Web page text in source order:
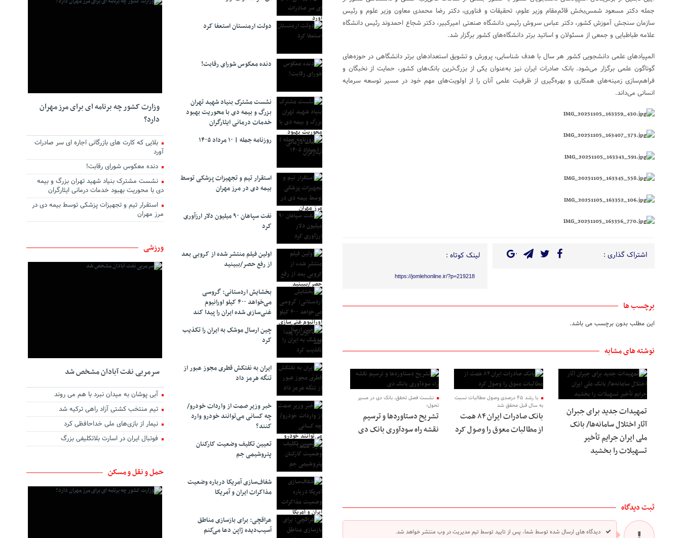
جمله دکتر مسعود شمس‌بخش قائم‌مقام وزیر علوم، تحقیقات و فناوری، دکتر رضا محمدی معاون وزیر علوم و رئیس
سازمان سنجش آموزش کشور، دکتر عباس سروش رئیس دانشگاه صنعتی امیرکبیر، دکتر شجاع احمدوند رئیس دانشگاه
علامه طباطبایی و جمعی از مسئولان و اساتید برتر دانشگاه‌های کشور برگزار شد.
المپیادهای علمی دانشجویی کشور هر سال با هدف شناسایی، پرورش و تشویق استعدادهای برتر دانشگاهی در حوزه‌های
گوناگون علمی برگزار می‌شود. بانک صادرات ایران نیز به‌عنوان یکی از بزرگ‌ترین بانک‌های کشور، حمایت از نخبگان و
فراهم‌سازی زمینه‌های همکاری و بهره‌گیری از ظرفیت علمی آنان را از اولویت‌های مهم خود در مسیر توسعه سرمایه
انسانی می‌داند.
اشتراک گذاری : لینک کوتاه :
https://jomlehonline.ir/?p=219218
برچسب ها
این مطلب بدون برچسب می باشد.
نوشته های مشابه
تمهیدات جدید برای جبران
آثار اختلال سامانه‌ها/ بانک
ملی ایران جرایم تأخیر
تسهیلات را بخشید
با رشد ۴۵ درصدی وصول مطالبات نسبت
به سال قبل محقق شد
بانک صادرات ایران ۸۴ همت
از مطالبات معوق را وصول کرد
نشست فصل تحقق، بانک دی در مسیر
تحول؛
تشریح دستاوردها و ترسیم
نقشه راه سودآوری بانک دی
ثبت دیدگاه
دیدگاه های ارسال شده توسط شما، پس از تایید توسط تیم مدیریت در وب منتشر خواهد شد.
دولت ارمنستان استعفا کرد
دنده معکوس شورای رقابت!
نشست مشترک بنیاد شهید تهران
بزرگ و بیمه دی با محوریت بهبود
خدمات درمانی ایثارگران
روزنامه جمله | ۱۰ مرداد ۱۴۰۵
استقرار تیم و تجهیزات پزشکی توسط
بیمه دی در مرز مهران
نفت سپاهان ۹۰ میلیون دلار ارزآوری
کرد
اولین فیلم منتشر شده از کروبی بعد
از رفع حصر/ببینید
بخشایش اردستانی: گروسی
می‌خواهد ۴۰۰ کیلو اورانیوم
غنی‌سازی شده ایران را پیدا کند
چین ارسال موشک به ایران را تکذیب
کرد
ایران به نفتکش قطری مجوز عبور از
تنگه هرمز داد
خبر وزیر صمت از واردات خودرو/
چه کسانی می‌توانند خودرو وارد
کنند؟
تعیین تکلیف وضعیت کارکنان
پتروشیمی جم
شفاف‌سازی آمریکا درباره وضعیت
مذاکرات ایران و آمریکا
عراقچی: برای بازسازی مناطق
آسیب‌دیده ژاپن دعا می‌کنم
وزارت کشور چه برنامه ای برای مرز مهران
دارد؟
بلایی که کارت های بازرگانی اجاره ای سر صادرات
آورد
دنده معکوس شورای رقابت!
نشست مشترک بنیاد شهید تهران بزرگ و بیمه
دی با محوریت بهبود خدمات درمانی ایثارگران
استقرار تیم و تجهیزات پزشکی توسط بیمه دی در
مرز مهران
ورزشی
سرمربی نفت آبادان مشخص شد
آبی پوشان به میدان نبرد با هم می روند
تیم منتخب کشتی آزاد راهی ترکیه شد
نیمار از بازی‌های ملی خداحافظی کرد
فوتبال ایران در اسارت بلاتکلیفی بزرگ
حمل و نقل و مسکن